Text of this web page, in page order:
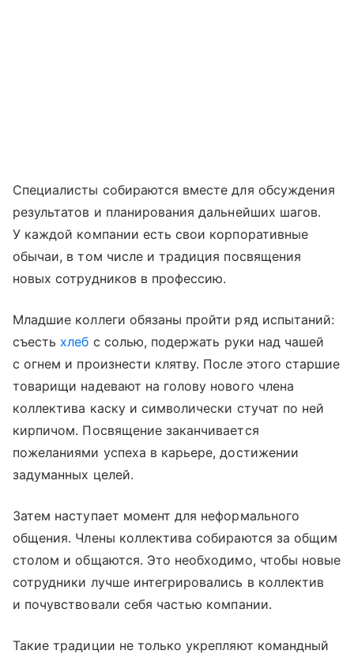
Специалисты собираются вместе для обсуждения
результатов и планирования дальнейших шагов.
У каждой компании есть свои корпоративные
обычаи, в том числе и традиция посвящения
новых сотрудников в профессию.
Младшие коллеги обязаны пройти ряд испытаний:
съесть хлеб с солью, подержать руки над чашей
с огнем и произнести клятву. После этого старшие
товарищи надевают на голову нового члена
коллектива каску и символически стучат по ней
кирпичом. Посвящение заканчивается
пожеланиями успеха в карьере, достижении
задуманных целей.
Затем наступает момент для неформального
общения. Члены коллектива собираются за общим
столом и общаются. Это необходимо, чтобы новые
сотрудники лучше интегрировались в коллектив
и почувствовали себя частью компании.
Такие традиции не только укрепляют командный